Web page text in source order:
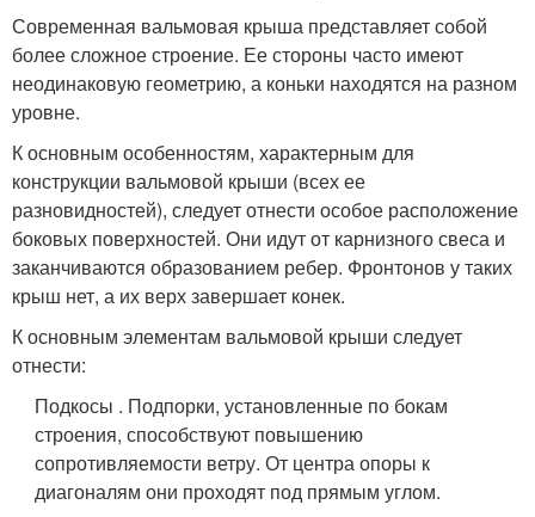
Современная вальмовая крыша представляет собой
более сложное строение. Ее стороны часто имеют
неодинаковую геометрию, а коньки находятся на разном
уровне.
К основным особенностям, характерным для
конструкции вальмовой крыши (всех ее
разновидностей), следует отнести особое расположение
боковых поверхностей. Они идут от карнизного свеса и
заканчиваются образованием ребер. Фронтонов у таких
крыш нет, а их верх завершает конек.
К основным элементам вальмовой крыши следует
отнести:
Подкосы . Подпорки, установленные по бокам
строения, способствуют повышению
сопротивляемости ветру. От центра опоры к
диагоналям они проходят под прямым углом.